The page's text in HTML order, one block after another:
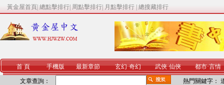
黃金屋首頁 總點擊排行 周點擊排行 月點擊排行 總搜藏排行
首 頁 手機版 最新章節 玄幻·奇幻 武俠·仙俠 都市·言情
文章查詢： 熱門關鍵字：